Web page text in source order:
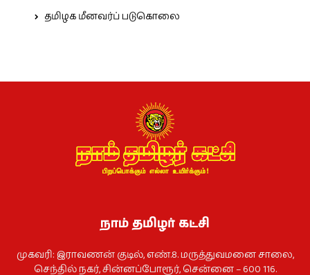
தமிழக மீனவர்ப் படுகொலை
நாம் தமிழர் கட்சி
முகவரி: இராவணன் குடில், எண்.8. மருத்துவமனை சாலை,
செந்தில் நகர், சின்னப்போரூர், சென்னை – 600 116.